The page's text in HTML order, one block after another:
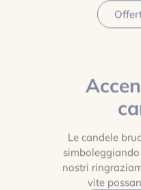
Le candele
nostri
vite